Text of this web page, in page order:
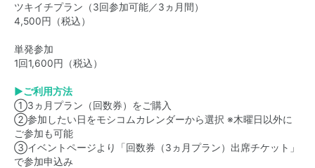
ツキイチプラン（3回参加可能／3ヵ月間）
4,500円（税込）
単発参加
1回1,600円（税込）
▶ご利用方法
①3ヵ月プラン（回数券）をご購入
②参加したい日をモシコムカレンダーから選択 ※木曜日以外に
ご参加も可能
③イベントページより「回数券（3ヵ月プラン）出席チケット」
で参加申込み